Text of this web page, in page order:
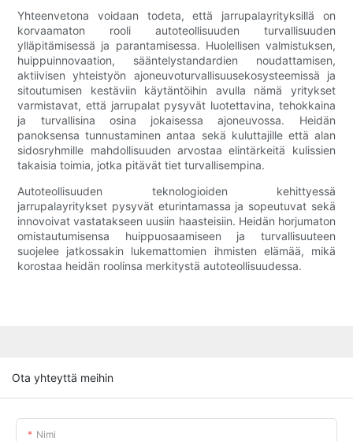
Yhteenvetona voidaan todeta, että jarrupalayrityksillä on
korvaamaton rooli autoteollisuuden turvallisuuden
ylläpitämisessä ja parantamisessa. Huolellisen valmistuksen,
huippuinnovaation, sääntelystandardien noudattamisen,
aktiivisen yhteistyön ajoneuvoturvallisuusekosysteemissä ja
sitoutumisen kestäviin käytäntöihin avulla nämä yritykset
varmistavat, että jarrupalat pysyvät luotettavina, tehokkaina
ja turvallisina osina jokaisessa ajoneuvossa. Heidän
panoksensa tunnustaminen antaa sekä kuluttajille että alan
sidosryhmille mahdollisuuden arvostaa elintärkeitä kulissien
takaisia ​​toimia, jotka pitävät tiet turvallisempina.
Autoteollisuuden teknologioiden kehittyessä
jarrupalayritykset pysyvät eturintamassa ja sopeutuvat sekä
innovoivat vastatakseen uusiin haasteisiin. Heidän horjumaton
omistautumisensa huippuosaamiseen ja turvallisuuteen
suojelee jatkossakin lukemattomien ihmisten elämää, mikä
korostaa heidän roolinsa merkitystä autoteollisuudessa.
Ota yhteyttä meihin
Nimi